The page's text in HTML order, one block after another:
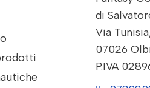
di
Via
07026
P.IVA